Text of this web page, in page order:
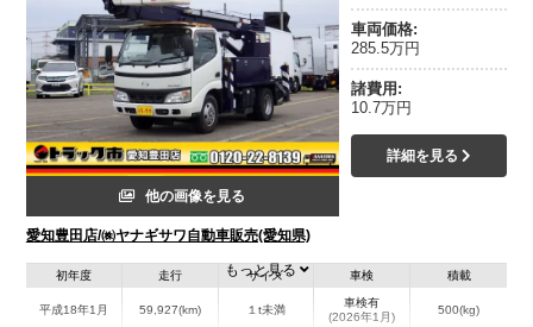
他の画像を見る
愛知豊田店/㈱ヤナギサワ自動車販売(愛知県)
車両価格:
285.5万円
諸費用:
10.7万円
詳細を見る
初年度
平成18年1月
走行
59,927(km)
サイズ
１t未満
車検
車検有
(2026年1月)
積載
500(kg)
もっと見る